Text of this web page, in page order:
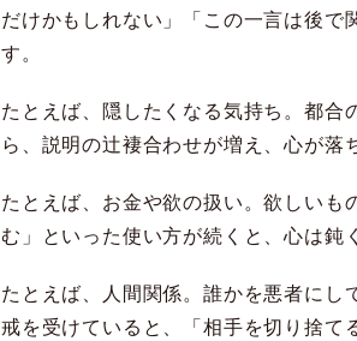
だけかもしれない」「この一言は後で
す。
たとえば、隠したくなる気持ち。都
ら、説明の辻褄合わせが増え、心が落
たとえば、お金や欲の扱い。欲しい
む」といった使い方が続くと、心は鈍
たとえば、人間関係。誰かを悪者にし
戒を受けていると、「相手を切り捨て